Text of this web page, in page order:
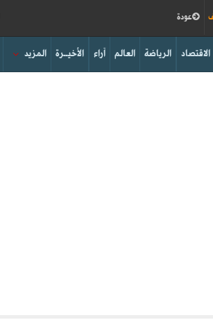
عودة
المزيد الأخيــرة آراء العالم الرياضة الاقتصاد